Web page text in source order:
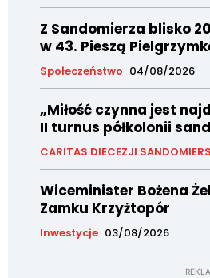
Z Sandomierza blisko
w 43. Pieszą
Społeczeństwo 04/08/2026
„Miłość czynna jest
II turnus półkolonii
CARITAS DIECEZJI
Wiceminister Bożena
Zamku Krzyżtopór
Inwestycje 03/08/2026